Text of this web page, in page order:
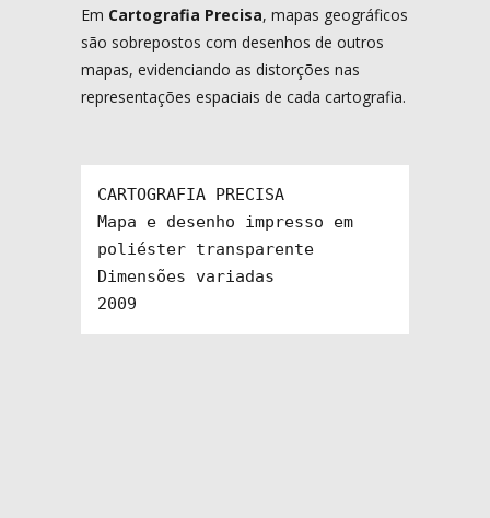
Em Cartografia Precisa, mapas geográficos
são sobrepostos com desenhos de outros
mapas, evidenciando as distorções nas
representações espaciais de cada cartografia.
CARTOGRAFIA PRECISA
Mapa e desenho impresso em
poliéster transparente
Dimensões variadas
2009